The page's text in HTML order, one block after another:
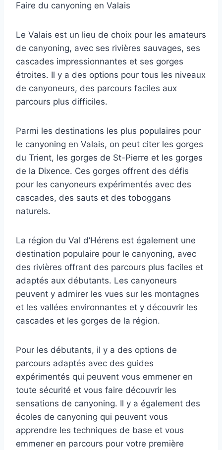
Faire du canyoning en Valais
Le Valais est un lieu de choix pour les amateurs
de canyoning, avec ses rivières sauvages, ses
cascades impressionnantes et ses gorges
étroites. Il y a des options pour tous les niveaux
de canyoneurs, des parcours faciles aux
parcours plus difficiles.
Parmi les destinations les plus populaires pour
le canyoning en Valais, on peut citer les gorges
du Trient, les gorges de St-Pierre et les gorges
de la Dixence. Ces gorges offrent des défis
pour les canyoneurs expérimentés avec des
cascades, des sauts et des toboggans
naturels.
La région du Val d’Hérens est également une
destination populaire pour le canyoning, avec
des rivières offrant des parcours plus faciles et
adaptés aux débutants. Les canyoneurs
peuvent y admirer les vues sur les montagnes
et les vallées environnantes et y découvrir les
cascades et les gorges de la région.
Pour les débutants, il y a des options de
parcours adaptés avec des guides
expérimentés qui peuvent vous emmener en
toute sécurité et vous faire découvrir les
sensations de canyoning. Il y a également des
écoles de canyoning qui peuvent vous
apprendre les techniques de base et vous
emmener en parcours pour votre première